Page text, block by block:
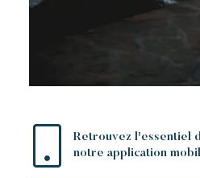
Retrouvez l'essentiel
notre application